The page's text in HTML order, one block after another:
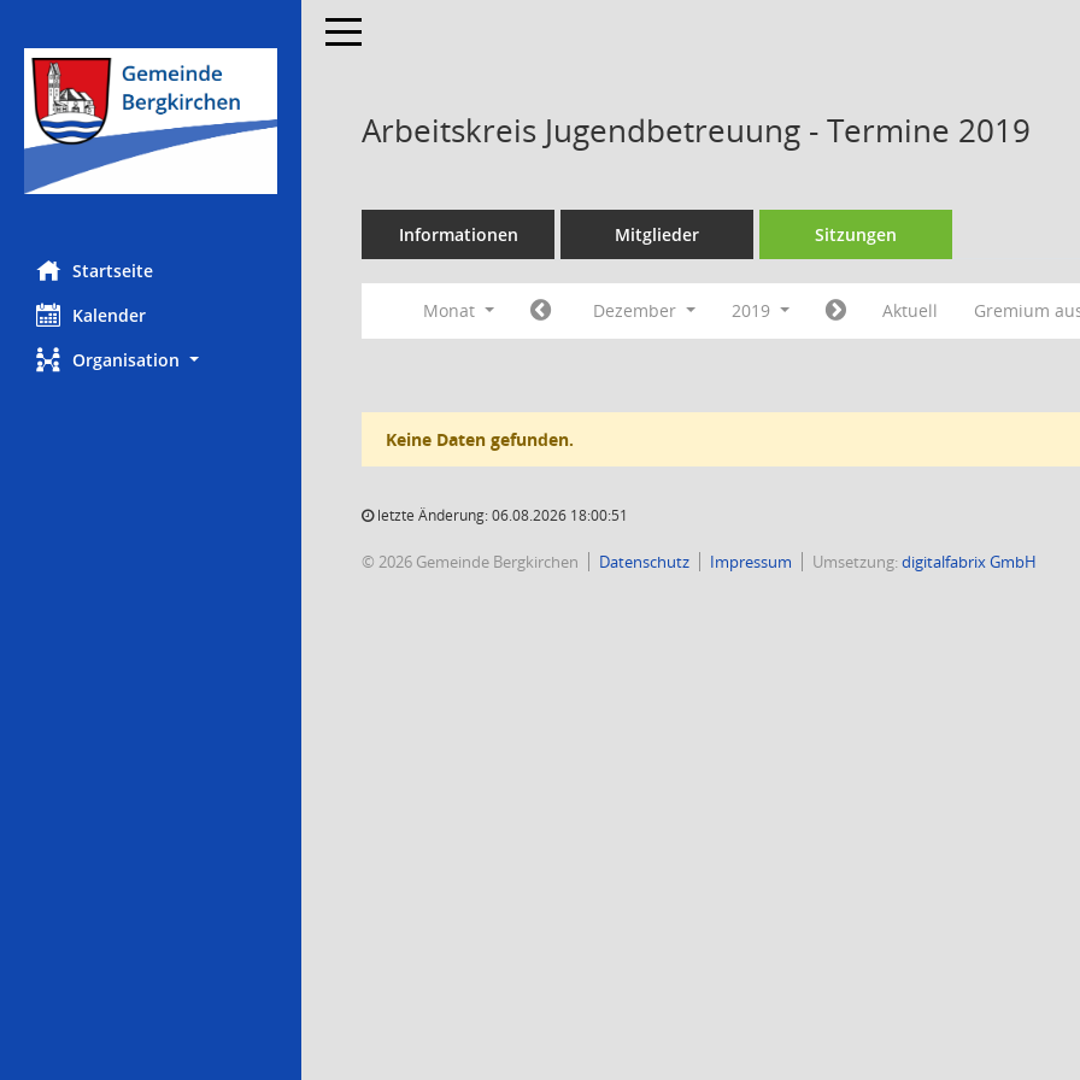
Startseite
Kalender
Organisation
Toggle navigation
Arbeitskreis Jugendbetreuung - Termine 2019
Informationen Mitglieder Sitzungen
Monat Dezember 2019 Aktuell Gremium
Keine Daten gefunden.
letzte Änderung: 06.08.2026 18:00:51
© 2026 Gemeinde Bergkirchen Datenschutz Impressum Umsetzung:digitalfabrix GmbH